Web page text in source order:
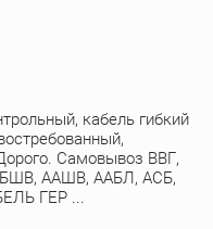
кабель гибкий
Самовывоз ВВГ,
ААШВ, ААБЛ, АСБ,
ГЕР ...